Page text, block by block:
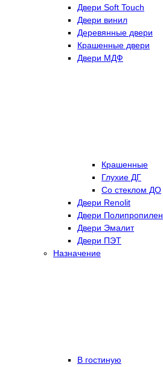
Двери Soft Touch
Двери винил
Деревянные двери
Крашенные двери
Двери МДФ
Крашенные
Глухие ДГ
Со стеклом ДО
Двери Renolit
Двери Полипропилен
Двери Эмалит
Двери ПЭТ
Назначение
В гостиную